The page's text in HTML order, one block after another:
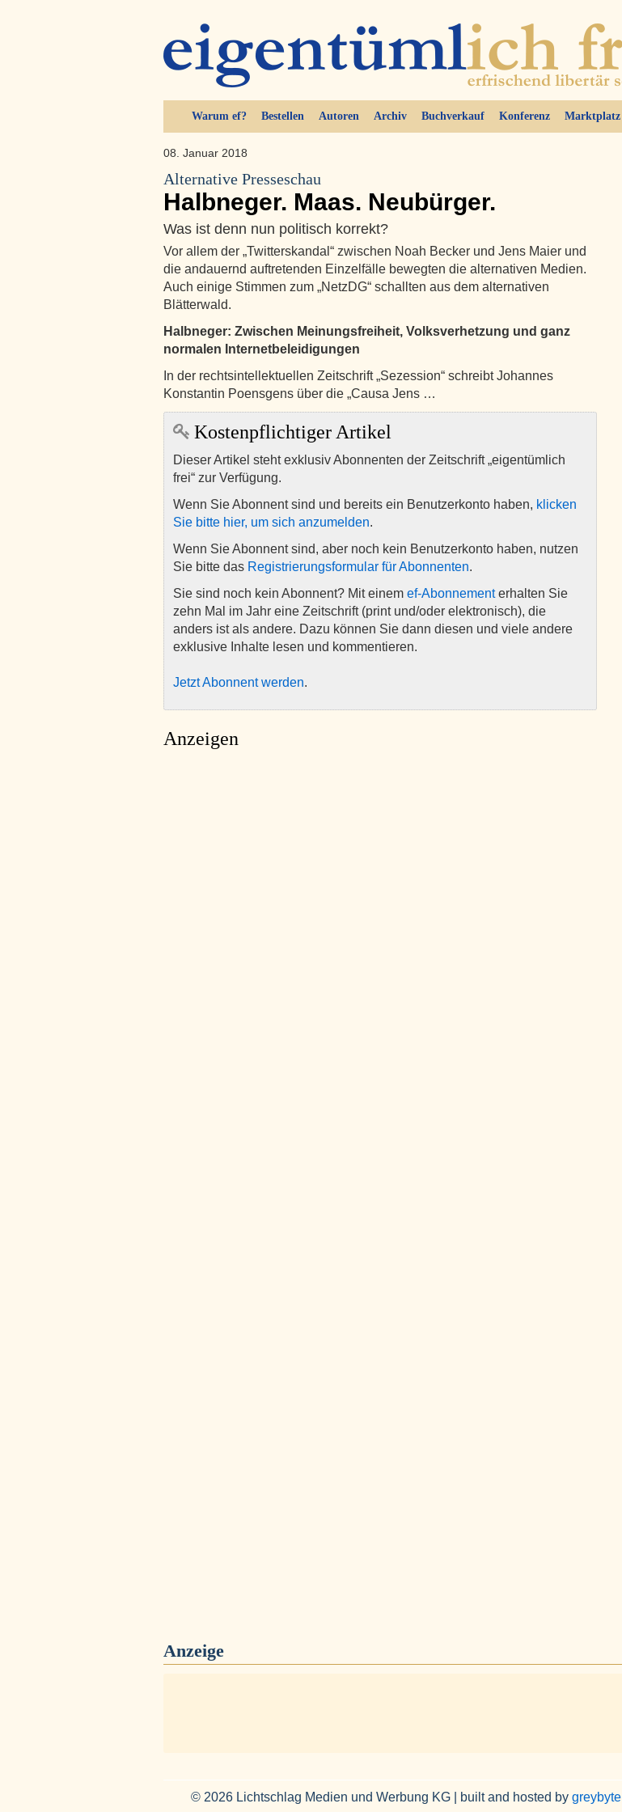
Warum ef? Bestellen Autoren Archiv Buchverkauf Konferenz Marktplatz
08. Januar 2018
Alternative Presseschau
Halbneger. Maas. Neubürger.
Was ist denn nun politisch korrekt?
Vor allem der „Twitterskandal“ zwischen Noah Becker und Jens Maier und
die andauernd auftretenden Einzelfälle bewegten die alternativen Medien.
Auch einige Stimmen zum „NetzDG“ schallten aus dem alternativen
Blätterwald.
Halbneger: Zwischen Meinungsfreiheit, Volksverhetzung und ganz
normalen Internetbeleidigungen
In der rechtsintellektuellen Zeitschrift „Sezession“ schreibt Johannes
Konstantin Poensgens über die „Causa Jens …
Kostenpflichtiger Artikel
Dieser Artikel steht exklusiv Abonnenten der Zeitschrift „eigentümlich
frei“ zur Verfügung.
Wenn Sie Abonnent sind und bereits ein Benutzerkonto haben, klicken
Sie bitte hier, um sich anzumelden.
Wenn Sie Abonnent sind, aber noch kein Benutzerkonto haben, nutzen
Sie bitte das Registrierungsformular für Abonnenten.
Sie sind noch kein Abonnent? Mit einem ef-Abonnementerhalten Sie
zehn Mal im Jahr eine Zeitschrift (print und/oder elektronisch), die
anders ist als andere. Dazu können Sie dann diesen und viele andere
exklusive Inhalte lesen und kommentieren.
Jetzt Abonnent werden.
Anzeigen
Anzeige
© 2026 Lichtschlag Medien und Werbung KG | built and hosted by greybyte